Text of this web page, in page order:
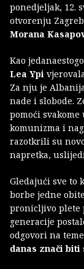
ponedjeljak, 12.
otvorenju
Morana
Kao
Lea Ypi
Za nju je
nade i slobode.
pomoći
komunizma i
razotkrili su
napretka,
Gledajući sve to
borbe jedne
pronicljivo plete
generacije
odgovori na
danas znači biti